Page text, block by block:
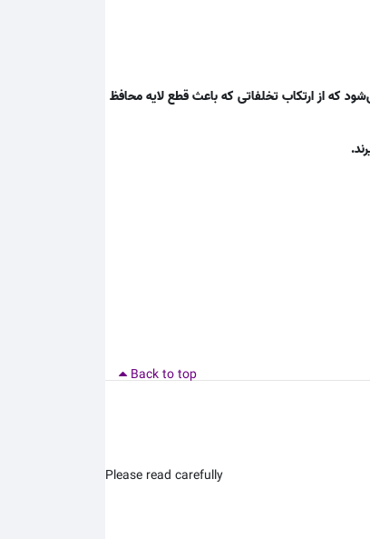
که از ارتکاب تخلفاتی که باعث قطع لایه محافظ
Back to top
Please read carefully